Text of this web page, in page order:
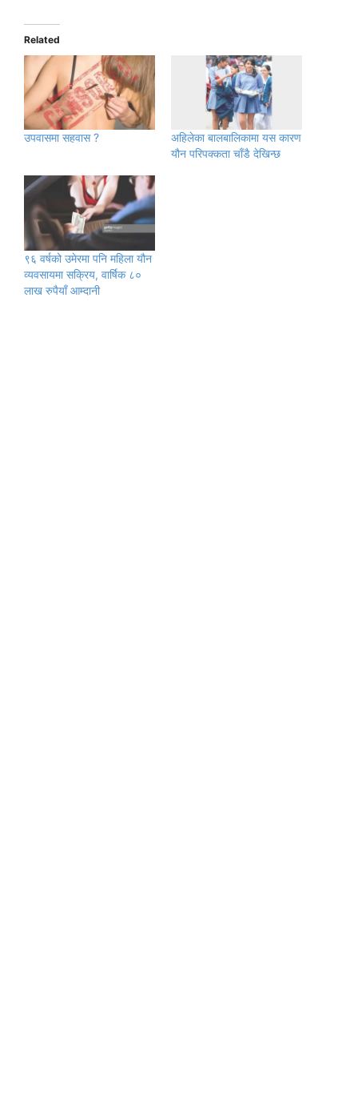
Related
उपवासमा सहवास ?
अहिलेका बालबालिकामा यस कारण
यौन परिपक्कता चाँडै देखिन्छ
९६ वर्षको उमेरमा पनि महिला यौन
व्यवसायमा सक्रिय, वार्षिक ८०
लाख रुपैयाँ आम्दानी